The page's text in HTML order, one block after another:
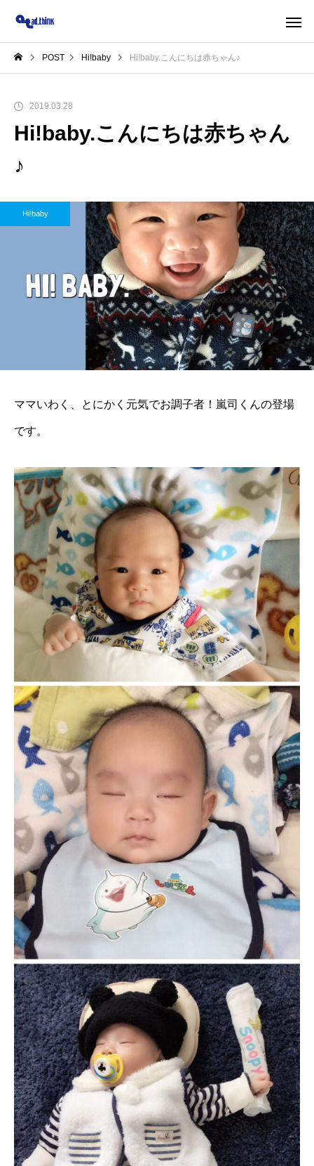
POST Hi!baby Hi!baby.こんにちは赤ちゃん♪
2019.03.28
Hi!baby.こんにちは赤ちゃん
♪
Hi!baby
ママいわく、とにかく元気でお調子者！嵐司くんの登場
です。